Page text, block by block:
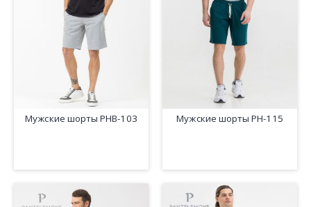
Мужские шорты PHB-103 Мужские шорты PH-115